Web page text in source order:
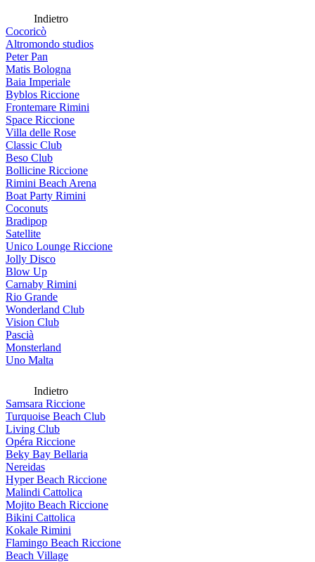
Indietro
Cocoricò
Altromondo studios
Peter Pan
Matis Bologna
Baia Imperiale
Byblos Riccione
Frontemare Rimini
Space Riccione
Villa delle Rose
Classic Club
Beso Club
Bollicine Riccione
Rimini Beach Arena
Boat Party Rimini
Coconuts
Bradipop
Satellite
Unico Lounge Riccione
Jolly Disco
Blow Up
Carnaby Rimini
Rio Grande
Wonderland Club
Vision Club
Pascià
Monsterland
Uno Malta
Indietro
Samsara Riccione
Turquoise Beach Club
Living Club
Opéra Riccione
Beky Bay Bellaria
Nereidas
Hyper Beach Riccione
Malindi Cattolica
Mojito Beach Riccione
Bikini Cattolica
Kokale Rimini
Flamingo Beach Riccione
Beach Village